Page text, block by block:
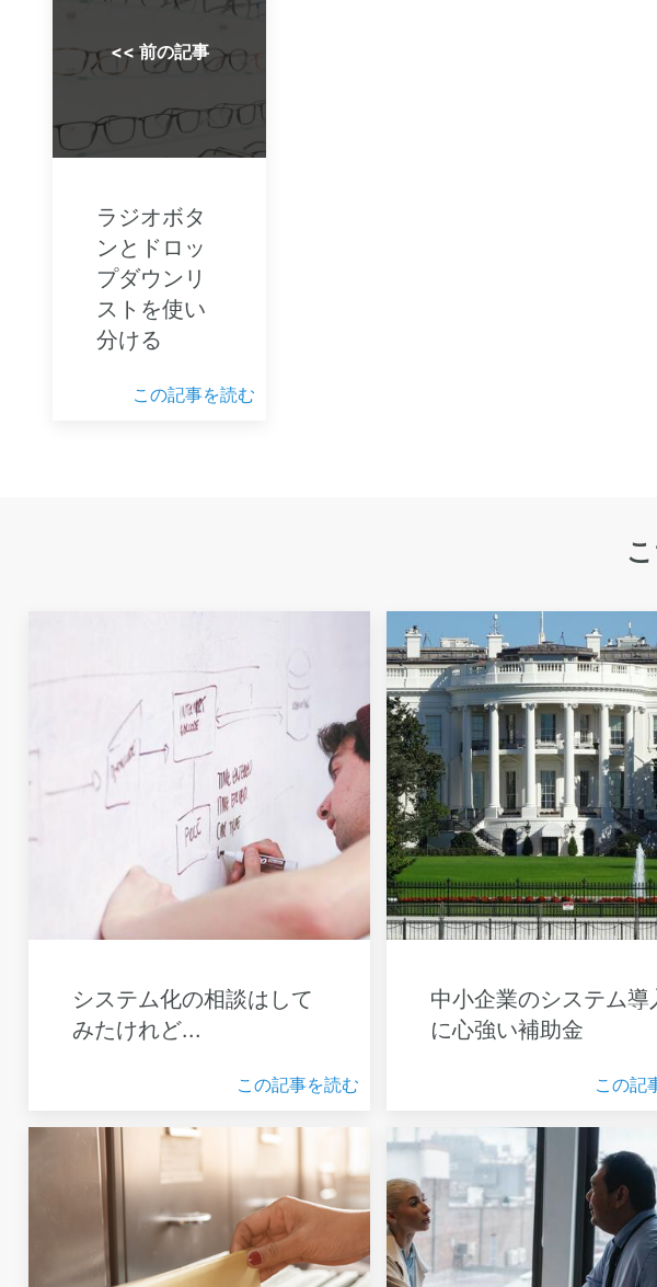
<< 前の記事
ラジオボタ
ンとドロッ
プダウンリ
ストを使い
分ける
この記事を読む
システム化の相談はして
みたけれど...
この記事を読む
中小企業のシステム導
に心強い補助金
この記